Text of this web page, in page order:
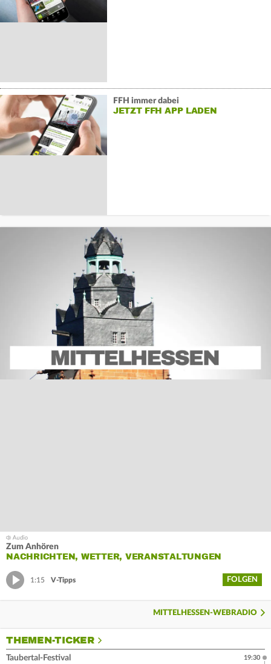
FFH immer dabei
JETZT FFH APP LADEN
Zum Anhören
NACHRICHTEN, WETTER, VERANSTALTUNGEN
1:15 V-Tipps FOLGEN
MITTELHESSEN-WEBRADIO
THEMEN-TICKER
Taubertal-Festival
19:30